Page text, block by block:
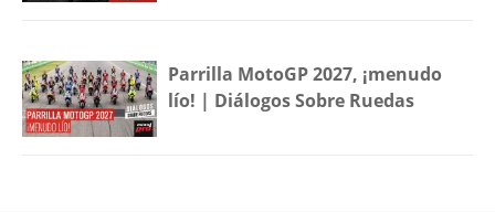
Parrilla MotoGP 2027, ¡menudo
lío! | Diálogos Sobre Ruedas